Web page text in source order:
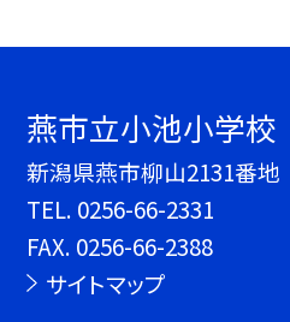
燕市立小池小学校
新潟県燕市柳山2131番地
TEL. 0256-66-2331
FAX. 0256-66-2388
サイトマップ